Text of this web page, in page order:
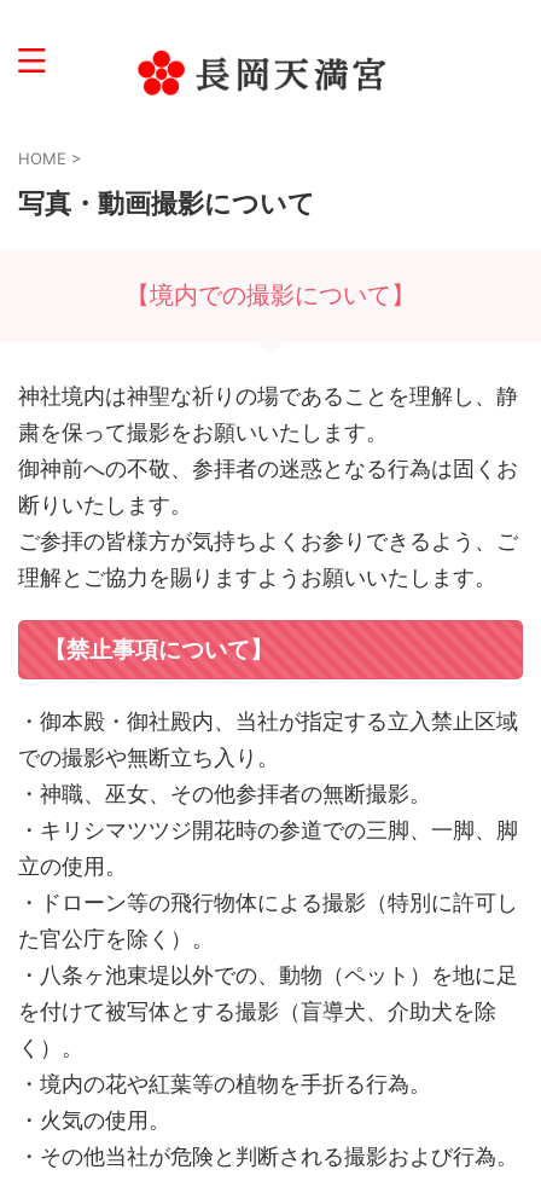
HOME >
写真・動画撮影について
【境内での撮影について】
神社境内は神聖な祈りの場であることを理解し、静
粛を保って撮影をお願いいたします。
御神前への不敬、参拝者の迷惑となる行為は固くお
断りいたします。
ご参拝の皆様方が気持ちよくお参りできるよう、ご
理解とご協力を賜りますようお願いいたします。
【禁止事項について】
・御本殿・御社殿内、当社が指定する立入禁止区域
での撮影や無断立ち入り。
・神職、巫女、その他参拝者の無断撮影。
・キリシマツツジ開花時の参道での三脚、一脚、脚
立の使用。
・ドローン等の飛行物体による撮影（特別に許可し
た官公庁を除く）。
・八条ヶ池東堤以外での、動物（ペット）を地に足
を付けて被写体とする撮影（盲導犬、介助犬を除
く）。
・境内の花や紅葉等の植物を手折る行為。
・火気の使用。
・その他当社が危険と判断される撮影および行為。